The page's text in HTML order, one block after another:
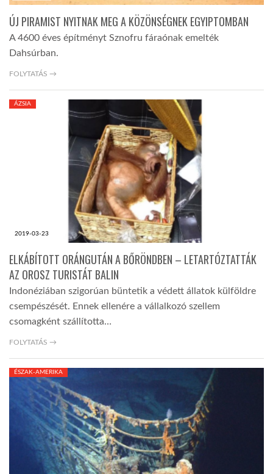
ÚJ PIRAMIST NYITNAK MEG A KÖZÖNSÉGNEK EGYIPTOMBAN
A 4600 éves építményt Sznofru fáraónak emelték
Dahsúrban.
FOLYTATÁS →
2019-03-23
ÁZSIA
ELKÁBÍTOTT ORÁNGUTÁN A BŐRÖNDBEN – LETARTÓZTATTÁK
AZ OROSZ TURISTÁT BALIN
Indonéziában szigorúan büntetik a védett állatok külföldre
csempészését. Ennek ellenére a vállalkozó szellem
csomagként szállította…
FOLYTATÁS →
ÉSZAK-AMERIKA